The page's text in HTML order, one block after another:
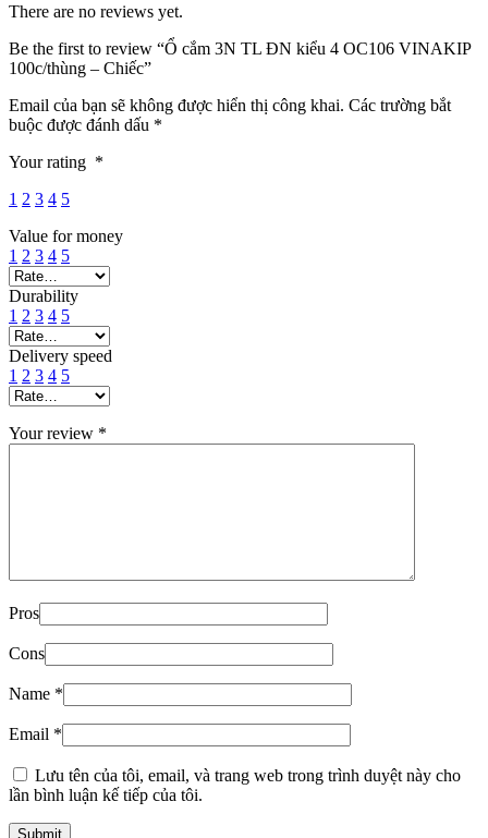
There are no reviews yet.
Be the first to review “Ổ cắm 3N TL ĐN kiểu 4 OC106 VINAKIP
100c/thùng – Chiếc”
Email của bạn sẽ không được hiển thị công khai. Các trường bắt
buộc được đánh dấu *
Your rating *
1 2 3 4 5
Value for money
1 2 3 4 5
Durability
1 2 3 4 5
Delivery speed
1 2 3 4 5
Your review *
Pros
Cons
Name *
Email *
Lưu tên của tôi, email, và trang web trong trình duyệt này cho
lần bình luận kế tiếp của tôi.